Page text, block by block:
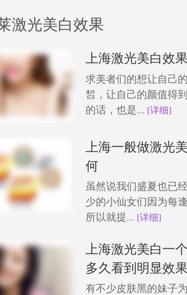
激光美白效果
上海激光美白效
求美者们的想让自己
皙，让自己的颜值得
的话，也是... [详细]
上海一般做激光
何
虽然说我们盛夏也已
少的小仙女们因为每
所以就提... [详细]
上海激光美白一
多久看到明显效
有不少皮肤黑的妹子